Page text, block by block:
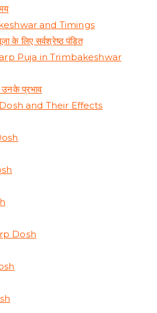
and Timings
के लिए सर्वश्रेष्ठ पंडित
Puja in Trimbakeshwar
उनके प्रभाव
and Their Effects
Dosh